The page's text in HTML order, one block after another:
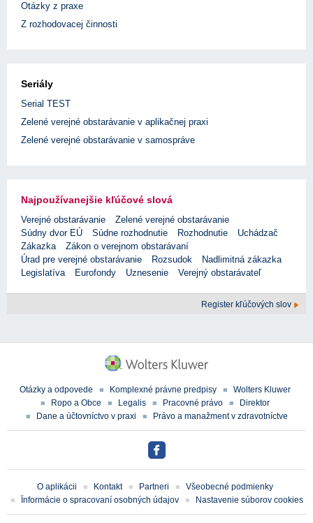
Otázky z praxe
Z rozhodovacej činnosti
Seriály
Serial TEST
Zelené verejné obstarávanie v aplikačnej praxi
Zelené verejné obstarávanie v samospráve
Najpoužívanejšie kľúčové slová
Verejné obstarávanie
Zelené verejné obstarávanie
Súdny dvor EÚ
Súdne rozhodnutie Rozhodnutie
Uchádzač
Zákazka
Zákon o verejnom obstarávaní
Úrad pre verejné obstarávanie
Rozsudok
Nadlimitná zákazka
Legislatíva
Eurofondy Uznesenie Verejný obstarávateľ
Register kľúčových slov
Otázky a odpovede Komplexné právne predpisy
Wolters Kluwer
Ropo a Obce
Legalis Pracovné právo
Direktor
Dane a účtovníctvo v praxi
Právo a manažment v zdravotníctve
O aplikácii Kontakt Partneri
Všeobecné podmienky
Ïnformácie o spracovaní osobných údajov
Nastavenie súborov cookies